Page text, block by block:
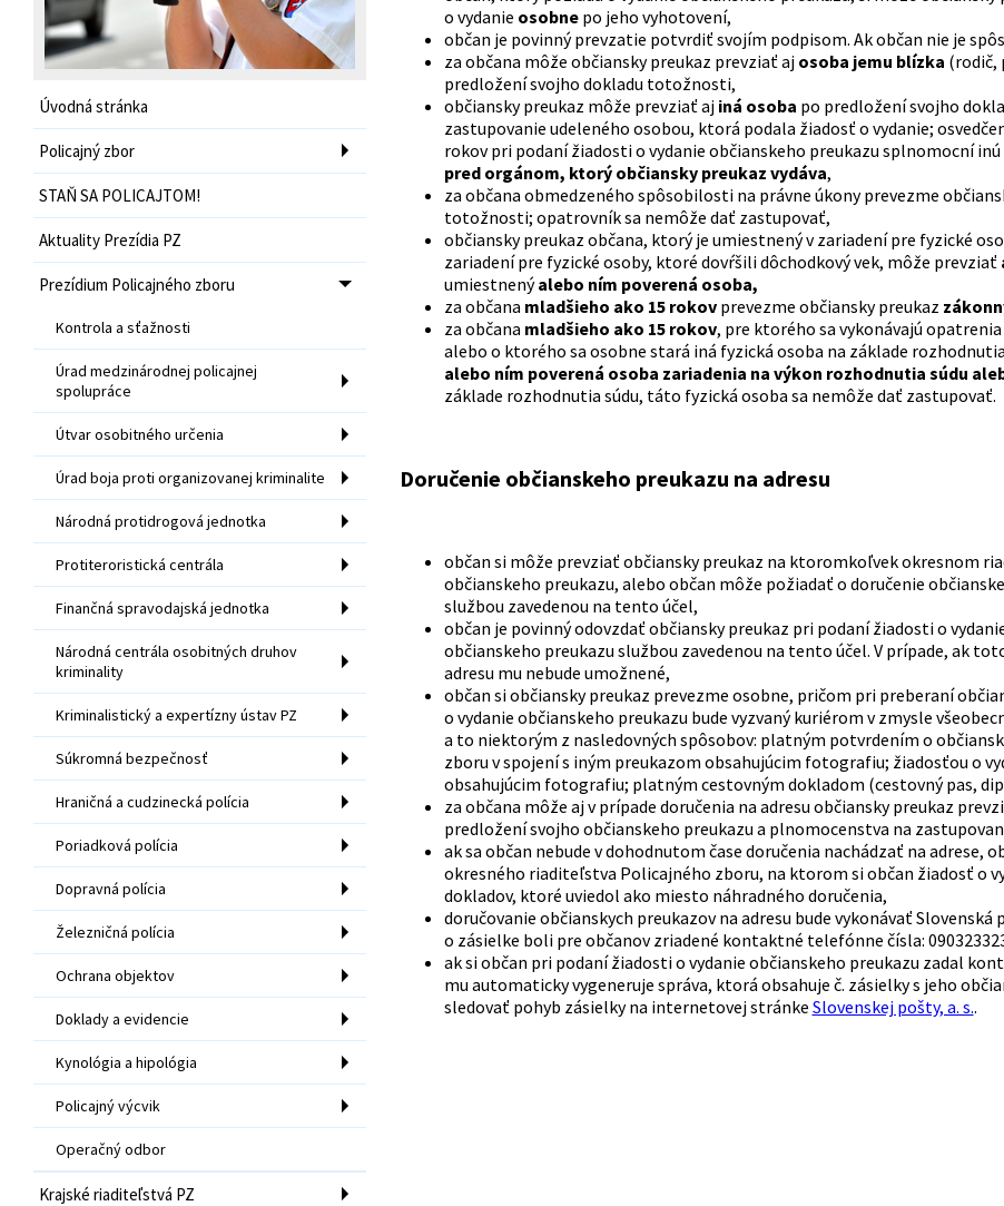
Úvodná stránka
Policajný zbor
STAŇ SA POLICAJTOM!
Aktuality Prezídia PZ
Prezídium Policajného zboru
Kontrola a sťažnosti
Úrad medzinárodnej policajnej
spolupráce
Útvar osobitného určenia
Úrad boja proti organizovanej kriminalite
Národná protidrogová jednotka
Protiteroristická centrála
Finančná spravodajská jednotka
Národná centrála osobitných druhov
kriminality
Kriminalistický a expertízny ústav PZ
Súkromná bezpečnosť
Hraničná a cudzinecká polícia
Poriadková polícia
Dopravná polícia
Železničná polícia
Ochrana objektov
Doklady a evidencie
Kynológia a hipológia
Policajný výcvik
Operačný odbor
Krajské riaditeľstvá PZ
o vydanie osobnepo jeho vyhotovení,
občan je povinný prevzatie potvrdiť svojím podpisom. Ak občan nie je
za občana môže občiansky preukaz prevziať aj osoba jemu blízka (rodič,
predložení svojho dokladu totožnosti,
občiansky preukaz môže prevziať aj iná osoba po predložení svojho
zastupovanie udeleného osobou, ktorá podala žiadosť o vydanie;
rokov pri podaní žiadosti o vydanie občianskeho preukazu splnomocní inú
pred orgánom, ktorý občiansky preukaz vydáva,
za občana obmedzeného spôsobilosti na právne úkony prevezme
totožnosti; opatrovník sa nemôže dať zastupovať,
občiansky preukaz občana, ktorý je umiestnený v zariadení pre fyzické
zariadení pre fyzické osoby, ktoré dovŕšili dôchodkový vek, môže prevziať
umiestnenýalebo ním poverená osoba,
za občana mladšieho ako 15 rokovprevezme občiansky preukaz
za občana mladšieho ako 15 rokov, pre ktorého sa vykonávajú
alebo o ktorého sa osobne stará iná fyzická osoba na základe
alebo ním poverená osoba zariadenia na výkon rozhodnutia súdu
základe rozhodnutia súdu, táto fyzická osoba sa nemôže dať zastupovať.
Doručenie občianskeho preukazu na adresu
občan si môže prevziať občiansky preukaz na ktoromkoľvek okresnom
občianskeho preukazu, alebo občan môže požiadať o doručenie
službou zavedenou na tento účel,
občan je povinný odovzdať občiansky preukaz pri podaní žiadosti o
občianskeho preukazu službou zavedenou na tento účel. V prípade, ak
adresu mu nebude umožnené,
občan si občiansky preukaz prevezme osobne, pričom pri preberaní
o vydanie občianskeho preukazu bude vyzvaný kuriérom v zmysle
a to niektorým z nasledovných spôsobov: platným potvrdením o
zboru v spojení s iným preukazom obsahujúcim fotografiu; žiadosťou o
obsahujúcim fotografiu; platným cestovným dokladom (cestovný pas,
za občana môže aj v prípade doručenia na adresu občiansky preukaz
predložení svojho občianskeho preukazu a plnomocenstva na
ak sa občan nebude v dohodnutom čase doručenia nachádzať na adrese,
okresného riaditeľstva Policajného zboru, na ktorom si občan žiadosť o
dokladov, ktoré uviedol ako miesto náhradného doručenia,
doručovanie občianskych preukazov na adresu bude vykonávať
o zásielke boli pre občanov zriadené kontaktné telefónne čísla:
ak si občan pri podaní žiadosti o vydanie občianskeho preukazu zadal
mu automaticky vygeneruje správa, ktorá obsahuje č. zásielky s jeho
sledovať pohyb zásielky na internetovej stránke Slovenskej pošty, a. s..